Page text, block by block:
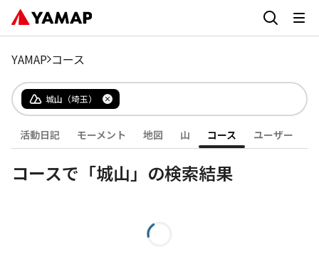
YAMAP コース
城山（埼玉）
活動日記 モーメント 地図 山 コース ユーザー
コースで「城山」の検索結果